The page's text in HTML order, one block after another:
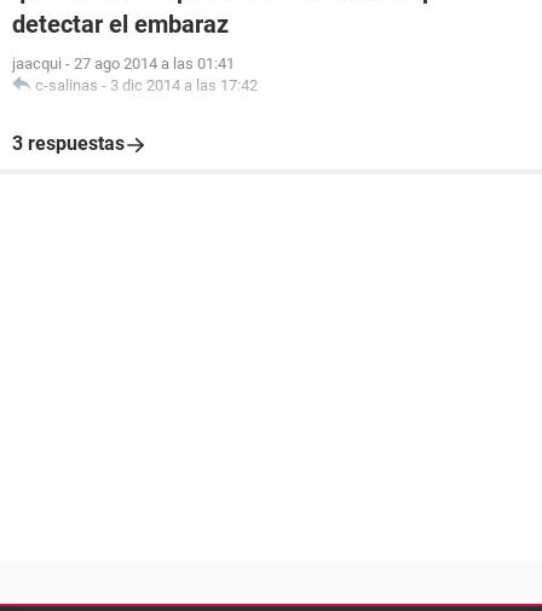
detectar el embaraz
jaacqui - 27 ago 2014 a las 01:41
c-salinas - 3 dic 2014 a las 17:42
3 respuestas